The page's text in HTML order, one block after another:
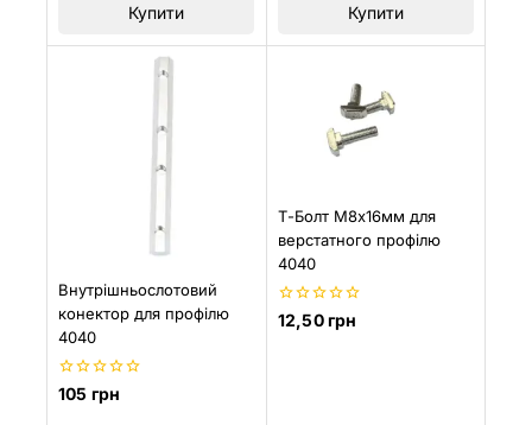
Купити Купити
Внутрішньослотовий
конектор для профілю
4040
0
105 грн
Т-Болт М8х16мм для
верстатного профілю
4040
0
12,50грн